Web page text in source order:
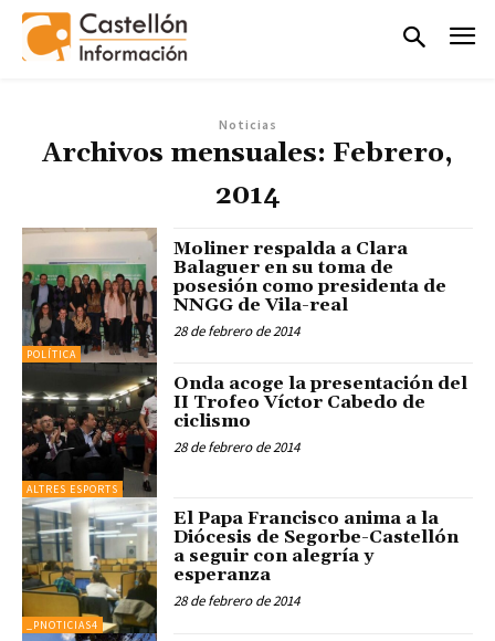
Noticias
Archivos mensuales: Febrero,
2014
POLÍTICA
Moliner respalda a Clara
Balaguer en su toma de
posesión como presidenta de
NNGG de Vila-real
28 de febrero de 2014
ALTRES ESPORTS
Onda acoge la presentación del
II Trofeo Víctor Cabedo de
ciclismo
28 de febrero de 2014
_PNOTICIAS4
El Papa Francisco anima a la
Diócesis de Segorbe-Castellón
a seguir con alegría y
esperanza
28 de febrero de 2014